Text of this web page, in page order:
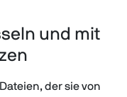
und mit
der sie von